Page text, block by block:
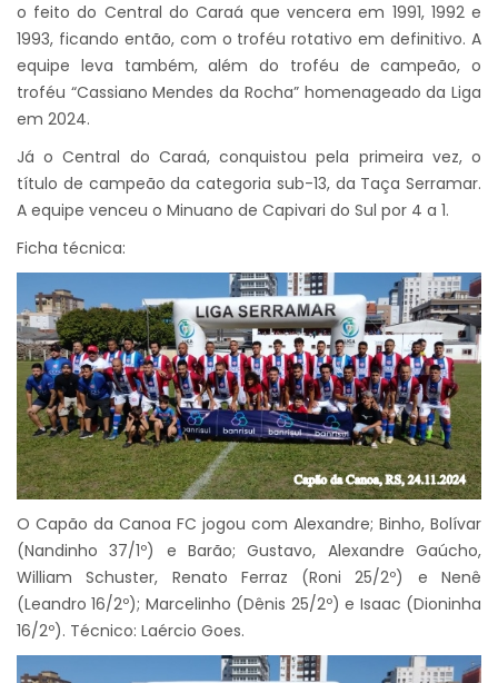
o feito do Central do Caraá que vencera em 1991, 1992 e
1993, ficando então, com o troféu rotativo em definitivo. A
equipe leva também, além do troféu de campeão, o
troféu “Cassiano Mendes da Rocha” homenageado da Liga
em 2024.
Já o Central do Caraá, conquistou pela primeira vez, o
título de campeão da categoria sub-13, da Taça Serramar.
A equipe venceu o Minuano de Capivari do Sul por 4 a 1.
Ficha técnica:
O Capão da Canoa FC jogou com Alexandre; Binho, Bolívar
(Nandinho 37/1º) e Barão; Gustavo, Alexandre Gaúcho,
William Schuster, Renato Ferraz (Roni 25/2º) e Nenê
(Leandro 16/2º); Marcelinho (Dênis 25/2º) e Isaac (Dioninha
16/2º). Técnico: Laércio Goes.